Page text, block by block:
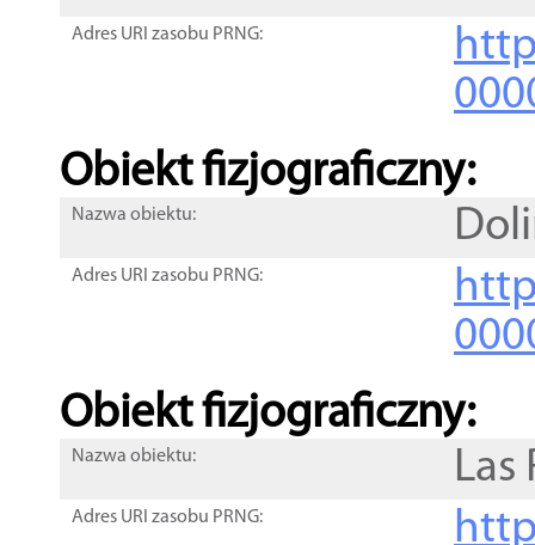
Adres URI zasobu PRNG:
Obiekt fizjograficzny:
Nazwa obiektu:
Adres URI zasobu PRNG:
Obiekt fizjograficzny:
Nazwa obiektu: Las
Adres URI zasobu PRNG: